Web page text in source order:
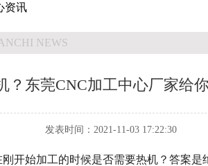
资讯
NEWS
？东莞CNC加工中心厂家给
发表时间： 2021-11-03 17:22:30
开始加工的时候是否需要热机？答案是